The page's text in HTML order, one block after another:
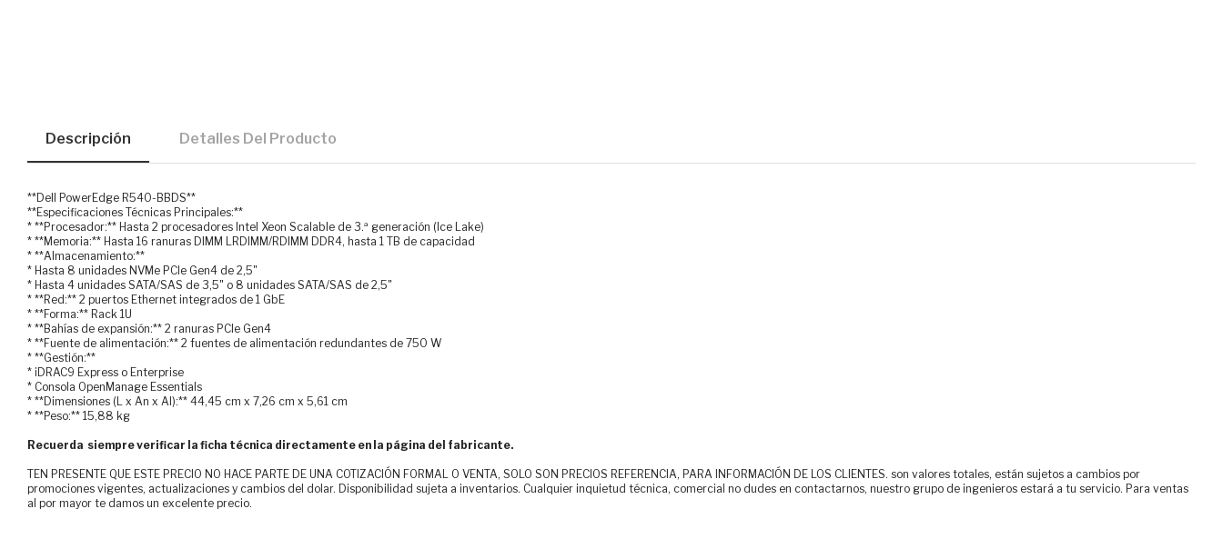
Descripción Detalles Del Producto
**Dell PowerEdge R540-BBDS**
**Especificaciones Técnicas Principales:**
* **Procesador:** Hasta 2 procesadores Intel Xeon Scalable de 3.ª generación (Ice Lake)
* **Memoria:** Hasta 16 ranuras DIMM LRDIMM/RDIMM DDR4, hasta 1 TB de capacidad
* **Almacenamiento:**
* Hasta 8 unidades NVMe PCIe Gen4 de 2,5"
* Hasta 4 unidades SATA/SAS de 3,5" o 8 unidades SATA/SAS de 2,5"
* **Red:** 2 puertos Ethernet integrados de 1 GbE
* **Forma:** Rack 1U
* **Bahías de expansión:** 2 ranuras PCIe Gen4
* **Fuente de alimentación:** 2 fuentes de alimentación redundantes de 750 W
* **Gestión:**
* iDRAC9 Express o Enterprise
* Consola OpenManage Essentials
* **Dimensiones (L x An x Al):** 44,45 cm x 7,26 cm x 5,61 cm
* **Peso:** 15,88 kg
Recuerda siempre verificar la ficha técnica directamente en la página del fabricante.
TEN PRESENTE QUE ESTE PRECIO NO HACE PARTE DE UNA COTIZACIÓN FORMAL O VENTA, SOLO SON PRECIOS REFERENCIA, PARA INFORMACIÓN DE LOS CLIENTES. son valores totales, están sujetos a cambios por
promociones vigentes, actualizaciones y cambios del dolar. Disponibilidad sujeta a inventarios. Cualquier inquietud técnica, comercial no dudes en contactarnos, nuestro grupo de ingenieros estará a tu servicio. Para ventas
al por mayor te damos un excelente precio.